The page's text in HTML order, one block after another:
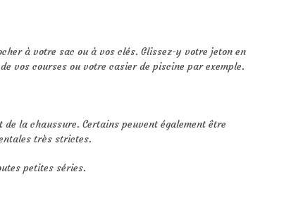
à votre sac ou à vos clés. Glissez-y votre jeton en
vos courses ou votre casier de piscine par exemple.
la chaussure. Certains peuvent également être
très strictes.
petites séries.